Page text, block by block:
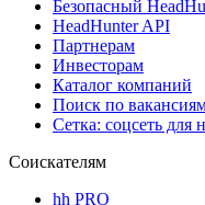
Безопасный
HeadHunter API
Партнерам
Инвесторам
Каталог компаний
Поиск по
Сетка: соцсеть для
Соискателям
hh PRO